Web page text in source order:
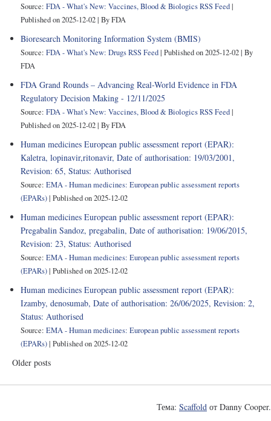
Source: FDA - What's New: Vaccines, Blood & Biologics RSS Feed
Published on 2025-12-02 By FDA
Bioresearch Monitoring Information System (BMIS)
Source: FDA - What's New: Drugs RSS Feed Published on 2025-12-02 By
FDA
FDA Grand Rounds – Advancing Real-World Evidence in FDA
Regulatory Decision Making - 12/11/2025
Source: FDA - What's New: Vaccines, Blood & Biologics RSS Feed
Published on 2025-12-02 By FDA
Human medicines European public assessment report (EPAR):
Kaletra, lopinavir,ritonavir, Date of authorisation: 19/03/2001,
Revision: 65, Status: Authorised
Source: EMA - Human medicines: European public assessment reports
(EPARs) Published on 2025-12-02
Human medicines European public assessment report (EPAR):
Pregabalin Sandoz, pregabalin, Date of authorisation: 19/06/2015,
Revision: 23, Status: Authorised
Source: EMA - Human medicines: European public assessment reports
(EPARs) Published on 2025-12-02
Human medicines European public assessment report (EPAR):
Izamby, denosumab, Date of authorisation: 26/06/2025, Revision: 2,
Status: Authorised
Source: EMA - Human medicines: European public assessment reports
(EPARs) Published on 2025-12-02
Older posts
Тема: Scaffold от Danny Cooper.